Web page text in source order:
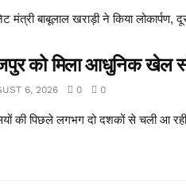
बाबूलाल खराड़ी ने किया लोकार्पण,
को मिला आधुनिक खेल
6, 2026 0 0
की पिछले लगभग दो दशकों से चली आ